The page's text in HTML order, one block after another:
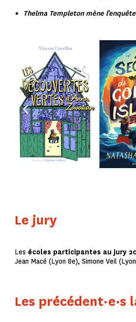
Thelma Templeton mène
Le jury
Les écoles participantes au jury
Jean Macé (Lyon 8e), Simone Veil
Les précédent·e·s